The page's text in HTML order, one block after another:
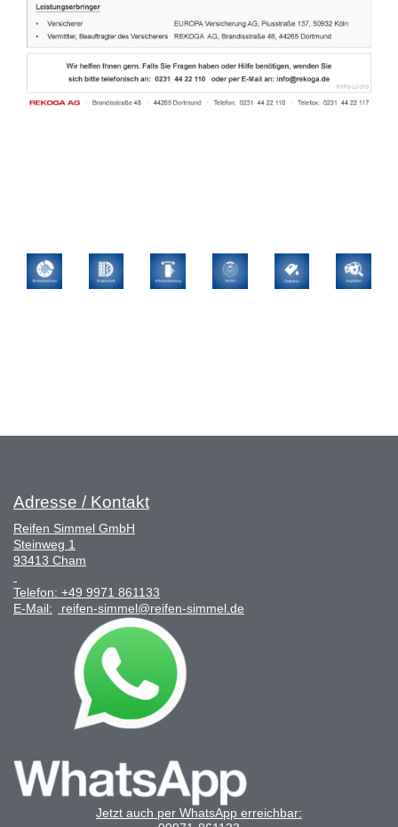
Adresse / Kontakt
Reifen Simmel GmbH
Steinweg 1
93413 Cham
Telefon: +49 9971 861133
E-Mail:
reifen-simmel@reifen-simmel.de
Jetzt auch per WhatsApp erreichbar: